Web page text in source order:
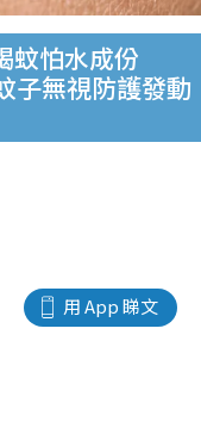
蚊怕水成份
子無視防護發動
用 App 睇文